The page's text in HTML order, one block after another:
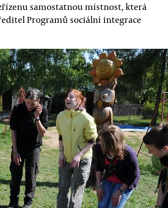
samostatnou místnost, která
Programů sociální integrace